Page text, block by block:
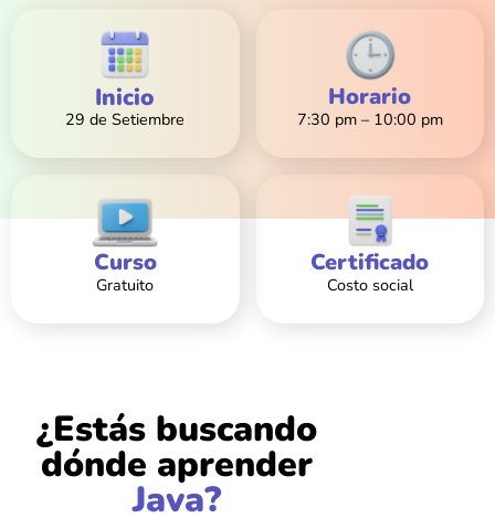
Inicio
29 de Setiembre
Horario
7:30 pm – 10:00 pm
Curso
Gratuito
Certificado
Costo social
¿Estás buscando
dónde aprender
Java?